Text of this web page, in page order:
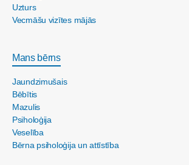
Uzturs
Vecmāšu vizītes mājās
Mans bērns
Jaundzimušais
Bēbītis
Mazulis
Psiholoģija
Veselība
Bērna psiholoģija un attīstība